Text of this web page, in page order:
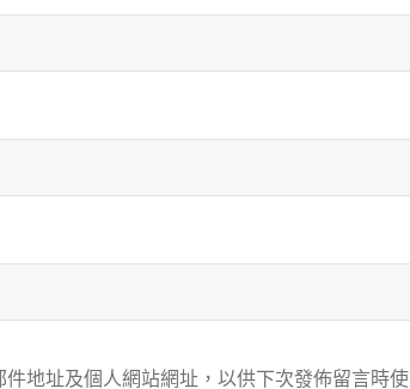
地址及個人網站網址，以供下次發佈留言時使